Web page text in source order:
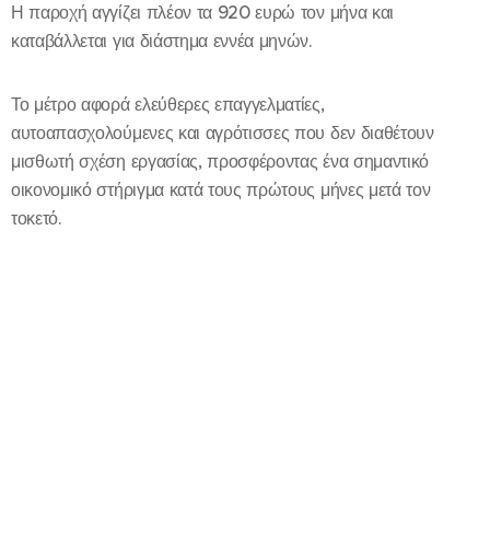
Η παροχή αγγίζει πλέον τα 920 ευρώ τον μήνα και
καταβάλλεται για διάστημα εννέα μηνών.
Το μέτρο αφορά ελεύθερες επαγγελματίες,
αυτοαπασχολούμενες και αγρότισσες που δεν διαθέτουν
μισθωτή σχέση εργασίας, προσφέροντας ένα σημαντικό
οικονομικό στήριγμα κατά τους πρώτους μήνες μετά τον
τοκετό.